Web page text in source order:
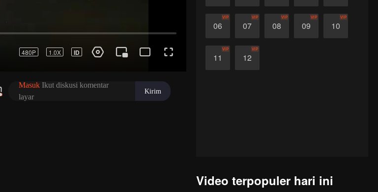
06
VIP
07
VIP
08
VIP
09
VIP
10
VIP
11
VIP
12
VIP
Video terpopuler hari ini